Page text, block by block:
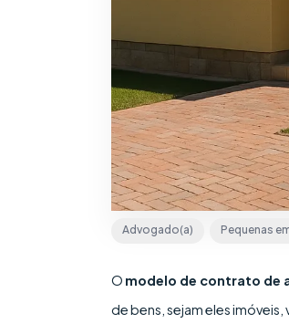
Advogado(a) Pequenas
O modelo de contrato de
de bens, sejam eles